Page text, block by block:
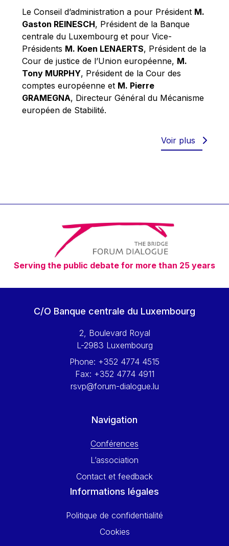
Pat Cox
Patrizia Nanz
Philippe Maystadt
Pierre Gramegna
Richard Pelly
Robert Goebbels
Robert REYNDERS
Timothy Radcliffe
Vaclav Klaus
Vassilios Skouris
Vítor Manuel da Silva Caldeira
Viviane Reding
Walter Hagg
Wolfgang Ketterle
Yossi Beillin
Yves FRANCHET
Le Conseil d’administration a pour Président M.
Gaston REINESCH, Président de la Banque
centrale du Luxembourg et pour Vice-
Présidents M. Koen LENAERTS, Président de la
Cour de justice de l’Union européenne, M.
Tony MURPHY, Président de la Cour des
comptes européenne et M. Pierre
GRAMEGNA, Directeur Général du Mécanisme
européen de Stabilité.
Voir plus
Serving the public debate for more than 25 years
C/O Banque centrale du Luxembourg
2, Boulevard Royal
L-2983 Luxembourg
Phone: +352 4774 4515
Fax: +352 4774 4911
rsvp@forum-dialogue.lu
Navigation
Conférences
L’association
Contact et feedback
Informations légales
Politique de confidentialité
Cookies